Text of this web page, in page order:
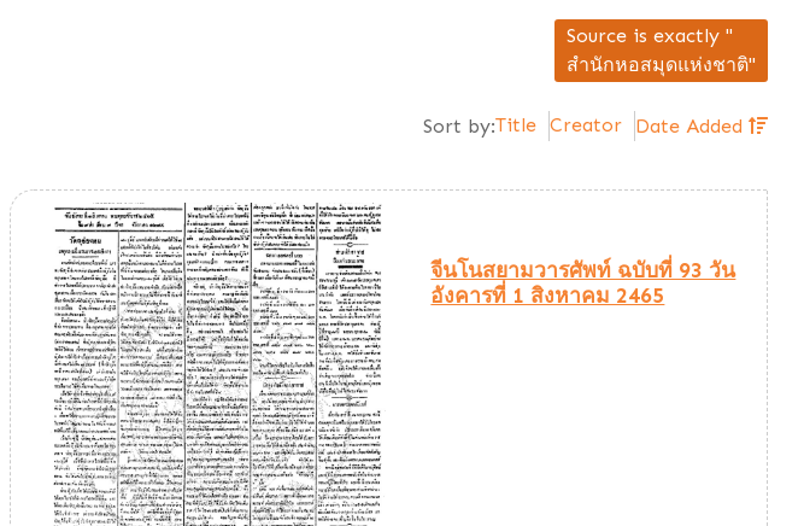
Source is exactly "
สำนักหอสมุดแห่งชาติ"
Sort by:Title Creator Date Added
จีนโนสยามวารศัพท์ ฉบับที่ 93 วัน
อังคารที่ 1 สิงหาคม 2465